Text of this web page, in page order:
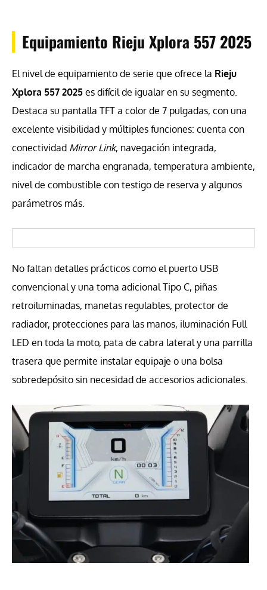
Equipamiento Rieju Xplora 557 2025
El nivel de equipamiento de serie que ofrece la Rieju
Xplora 557 2025 es difícil de igualar en su segmento.
Destaca su pantalla TFT a color de 7 pulgadas, con una
excelente visibilidad y múltiples funciones: cuenta con
conectividad Mirror Link, navegación integrada,
indicador de marcha engranada, temperatura ambiente,
nivel de combustible con testigo de reserva y algunos
parámetros más.
No faltan detalles prácticos como el puerto USB
convencional y una toma adicional Tipo C, piñas
retroiluminadas, manetas regulables, protector de
radiador, protecciones para las manos, iluminación Full
LED en toda la moto, pata de cabra lateral y una parrilla
trasera que permite instalar equipaje o una bolsa
sobredepósito sin necesidad de accesorios adicionales.